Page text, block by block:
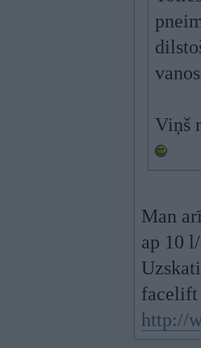
Viņš
Man
ap 10
facelift
http://